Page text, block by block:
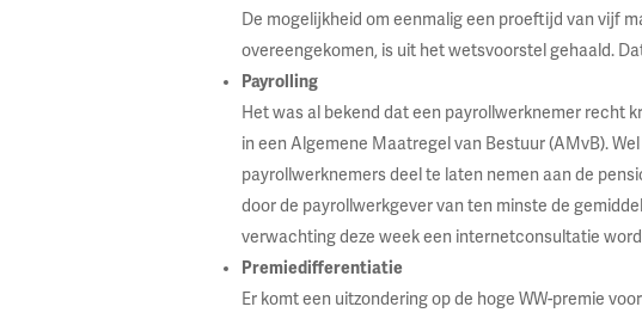
De mogelijkheid om eenmalig een proeftijd van vijf
overeengekomen, is uit het wetsvoorstel gehaald.
Payrolling
Het was al bekend dat een payrollwerknemer recht
in een Algemene Maatregel van Bestuur (AMvB).
payrollwerknemers deel te laten nemen aan de
door de payrollwerkgever van ten minste de
verwachting deze week een internetconsultatie
Premiedifferentiatie
Er komt een uitzondering op de hoge WW-premie